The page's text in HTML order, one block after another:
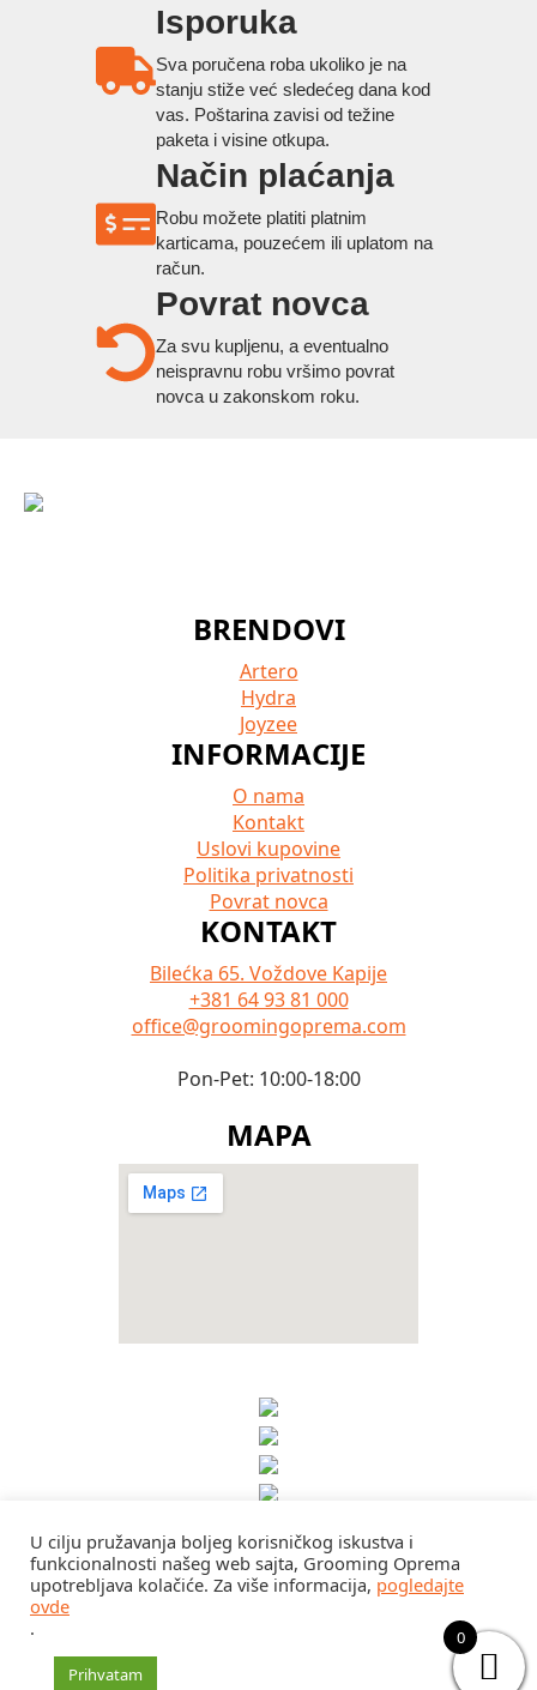
Isporuka
Sva poručena roba ukoliko je na
stanju stiže već sledećeg dana kod
vas. Poštarina zavisi od težine
paketa i visine otkupa.
Način plaćanja
Robu možete platiti platnim
karticama, pouzećem ili uplatom na
račun.
Povrat novca
Za svu kupljenu, a eventualno
neispravnu robu vršimo povrat
novca u zakonskom roku.
BRENDOVI
Artero
Hydra
Joyzee
INFORMACIJE
O nama
Kontakt
Uslovi kupovine
Politika privatnosti
Povrat novca
KONTAKT
Bilećka 65. Voždove Kapije
+381 64 93 81 000
office@groomingoprema.com
Pon-Pet: 10:00-18:00
MAPA
RGC d.o.o. 2024. | Sva prava zadržana | Izrada sajta
U cilju pružavanja boljeg korisničkog iskustva i
funkcionalnosti našeg web sajta, Grooming Oprema
upotrebljava kolačiće. Za više informacija, pogledajte
ovde
.
Prihvatam
0